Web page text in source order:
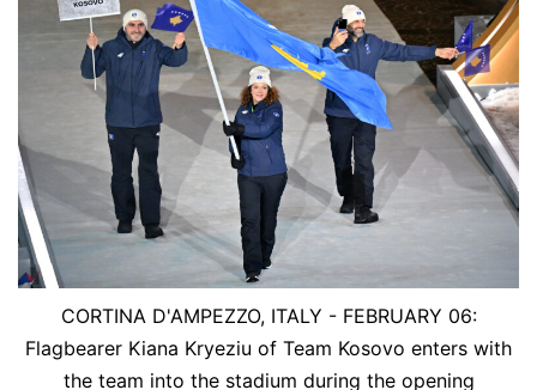
CORTINA D'AMPEZZO, ITALY - FEBRUARY 06:
Flagbearer Kiana Kryeziu of Team Kosovo enters with
the team into the stadium during the opening